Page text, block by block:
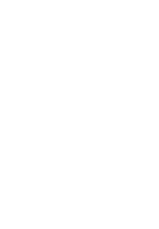
lub przesuwania.